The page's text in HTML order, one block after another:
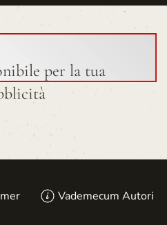
per la tua
Vademecum Autori